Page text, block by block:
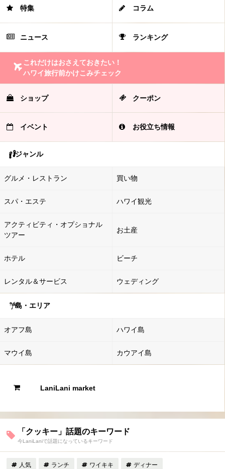
特集 コラム
ニュース ランキング
これだけはおさえておきたい！
ハワイ旅行前かけこみチェック
ショップ クーポン
イベント お役立ち情報
ジャンル
グルメ・レストラン 買い物
スパ・エステ ハワイ観光
アクティビティ・オプショナル
ツアー
お土産
ホテル ビーチ
レンタル＆サービス ウェディング
島・エリア
オアフ島 ハワイ島
マウイ島 カウアイ島
LaniLani market
「クッキー」話題のキーワード
今LaniLaniで話題になっているキーワード
人気 ランチ ワイキキ ディナー